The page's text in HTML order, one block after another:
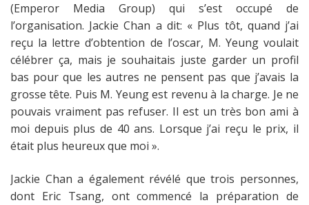
(Emperor Media Group) qui s’est occupé de
l’organisation. Jackie Chan a dit: « Plus tôt, quand j’ai
reçu la lettre d’obtention de l’oscar, M. Yeung voulait
célébrer ça, mais je souhaitais juste garder un profil
bas pour que les autres ne pensent pas que j’avais la
grosse tête. Puis M. Yeung est revenu à la charge. Je ne
pouvais vraiment pas refuser. Il est un très bon ami à
moi depuis plus de 40 ans. Lorsque j’ai reçu le prix, il
était plus heureux que moi ».
Jackie Chan a également révélé que trois personnes,
dont Eric Tsang, ont commencé la préparation de